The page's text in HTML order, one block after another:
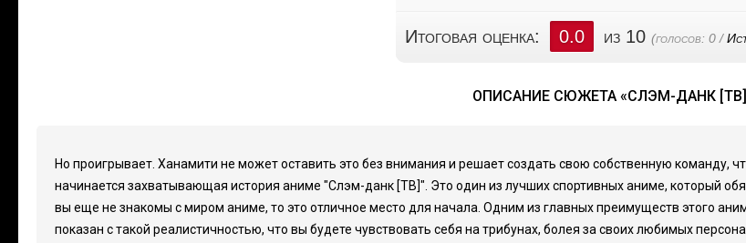
Итоговая оценка: 0.0 из 10 (голосов: 0/
ОПИСАНИЕ СЮЖЕТА «СЛЭМ-ДАНК
Но проигрывает. Ханамити не может оставить это без внимания и решает создать свою собственную команду,
начинается захватывающая история аниме "Слэм-данк [ТВ]". Это один из лучших спортивных аниме, который
вы еще не знакомы с миром аниме, то это отличное место для начала. Одним из главных преимуществ этого
показан с такой реалистичностью, что вы будете чувствовать себя на трибунах, болея за своих любимых